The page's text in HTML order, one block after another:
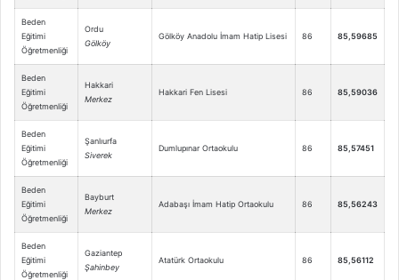
Beden
Eğitimi
Öğretmenliği
Ordu
Gölköy
Gölköy Anadolu İmam Hatip Lisesi 86 85,59685
Beden
Eğitimi
Öğretmenliği
Hakkari
Merkez
Hakkari Fen Lisesi 86 85,59036
Beden
Eğitimi
Öğretmenliği
Şanlıurfa
Siverek
Dumlupınar Ortaokulu 86 85,57451
Beden
Eğitimi
Öğretmenliği
Bayburt
Merkez
Adabaşı İmam Hatip Ortaokulu 86 85,56243
Beden
Eğitimi
Öğretmenliği
Gaziantep
Şahinbey
Atatürk Ortaokulu 86 85,56112